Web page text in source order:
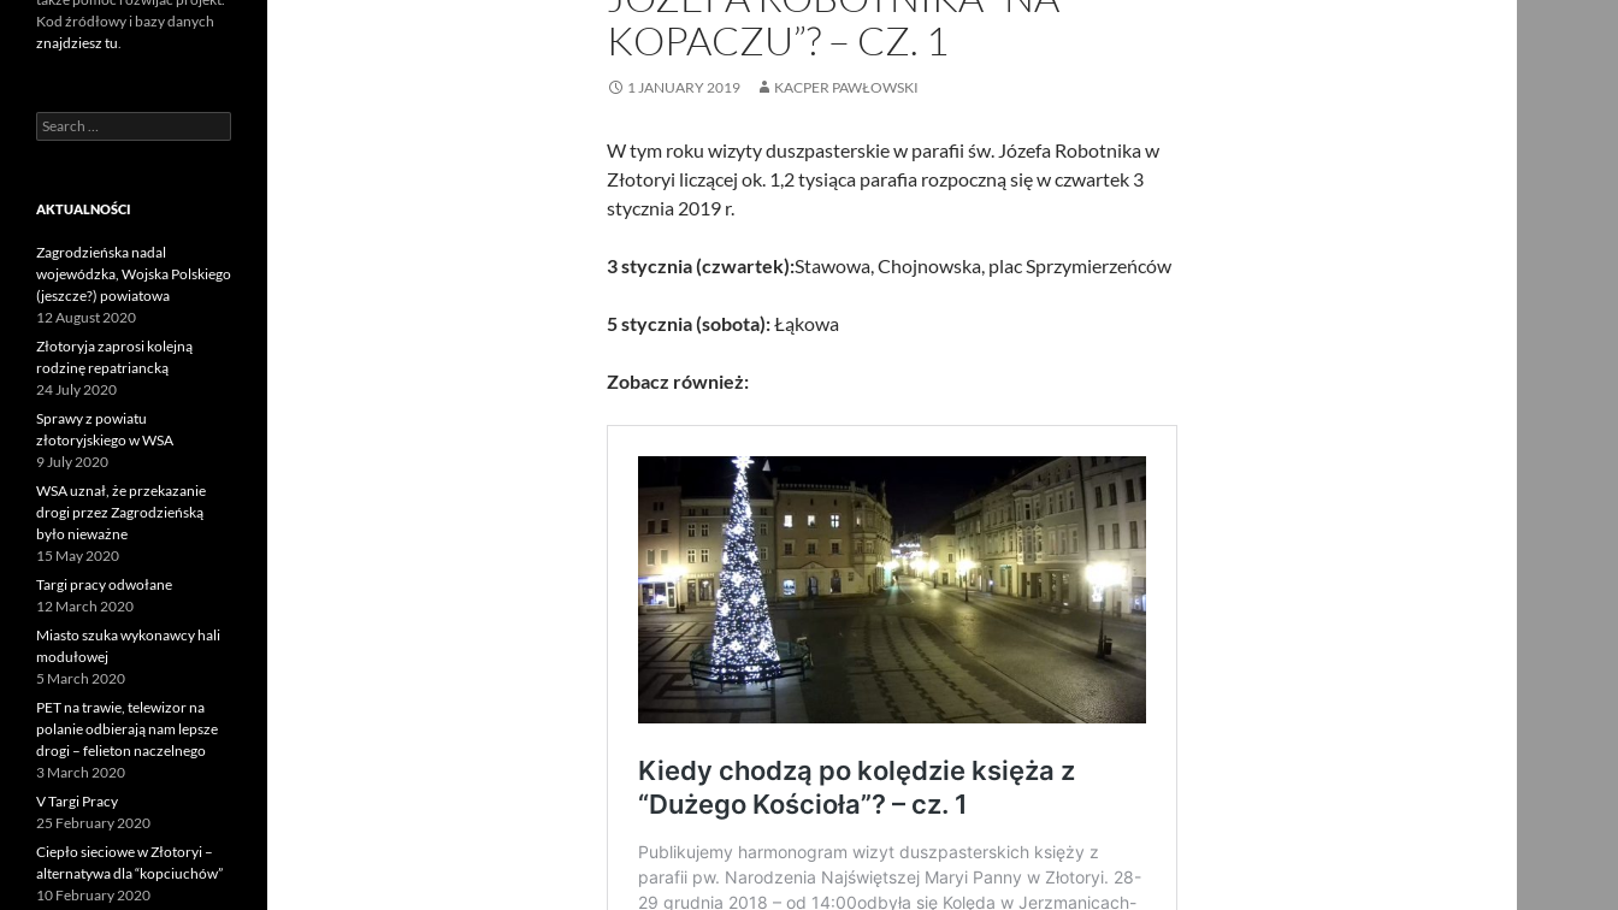
KOPACZU”? – CZ. 1
1 JANUARY 2019 KACPER PAWŁOWSKI
W tym roku wizyty duszpasterskie w parafii św. Józefa Robotnika w
Złotoryi liczącej ok. 1,2 tysiąca parafia rozpoczną się w czwartek 3
stycznia 2019 r.
3 stycznia (czwartek):Stawowa, Chojnowska, plac Sprzymierzeńców
5 stycznia (sobota):Łąkowa
Zobacz również:
Kod źródłowy i bazy danych
znajdziesz tu.
Search
for:
AKTUALNOŚCI
Zagrodzieńska nadal
wojewódzka, Wojska Polskiego
(jeszcze?) powiatowa
12 August 2020
Złotoryja zaprosi kolejną
rodzinę repatriancką
24 July 2020
Sprawy z powiatu
złotoryjskiego w WSA
9 July 2020
WSA uznał, że przekazanie
drogi przez Zagrodzieńską
było nieważne
15 May 2020
Targi pracy odwołane
12 March 2020
Miasto szuka wykonawcy hali
modułowej
5 March 2020
PET na trawie, telewizor na
polanie odbierają nam lepsze
drogi – felieton naczelnego
3 March 2020
V Targi Pracy
25 February 2020
Ciepło sieciowe w Złotoryi –
alternatywa dla “kopciuchów”
10 February 2020